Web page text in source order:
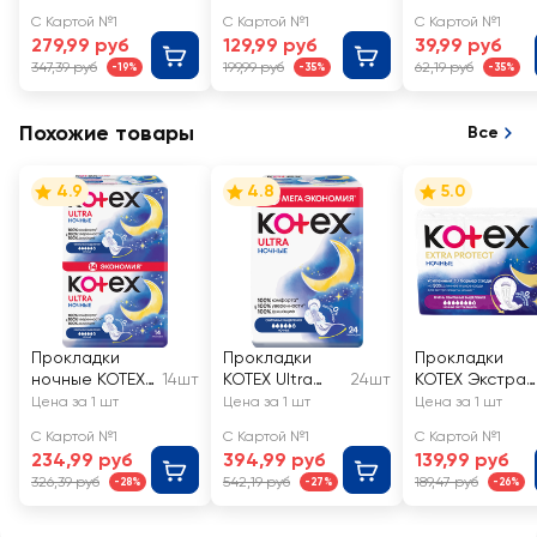
С Картой №1
279,99 руб
347,39 руб -19%
С Картой №1
129,99 руб
199,99 руб -35%
САМАЯ c
соком алоэ
С Картой №1
39,99 руб
62,19 руб -35%
Похожие товары Все
4.9
Прокладки
ночные KOTEX
Ultra
14шт
Цена за 1 шт
С Картой №1
234,99 руб
326,39 руб -28%
4.8
Прокладки
KOTEX Ultra
Night
24шт
Цена за 1 шт
С Картой №1
394,99 руб
542,19 руб -27%
5.0
Прокладки
KOTEX Экстра
Защита
Цена за 1 шт
С Картой №1
139,99 руб
189,47 руб -26%